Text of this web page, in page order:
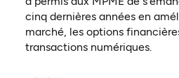
cinq dernières années en
marché, les options
transactions numériques.